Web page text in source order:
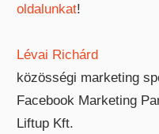
oldalunkat!
Lévai Richárd
közösségi marketing
Facebook Marketing
Liftup Kft.